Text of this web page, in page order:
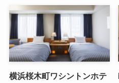
横浜桜木町ワシントンホテ